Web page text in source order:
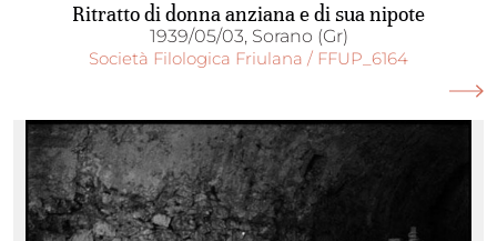
Ritratto di donna anziana e di sua nipote
1939/05/03, Sorano (Gr)
Società Filologica Friulana / FFUP_6164